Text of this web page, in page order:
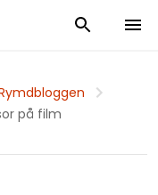
Visa och dölj
Visa
på film